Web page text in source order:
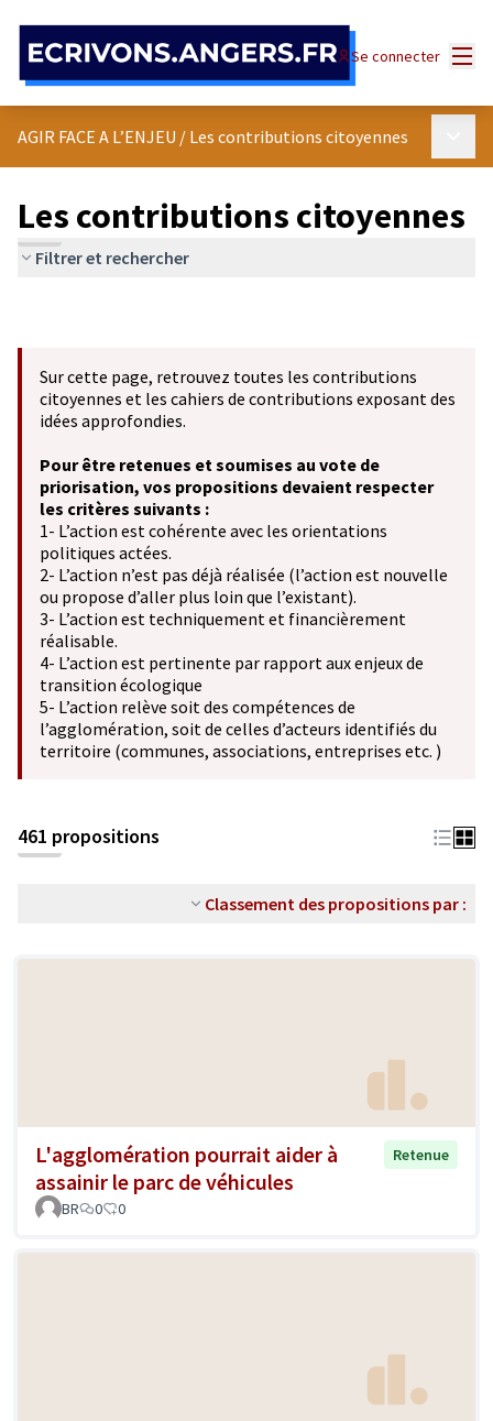
Se connecter
AGIR FACE A L’ENJEU / Les contributions citoyennes
Les contributions citoyennes
Filtrer et rechercher
Sur cette page, retrouvez toutes les contributions
citoyennes et les cahiers de contributions exposant des
idées approfondies.
Pour être retenues et soumises au vote de
priorisation, vos propositions devaient respecter
les critères suivants :
1- L’action est cohérente avec les orientations
politiques actées.
2- L’action n’est pas déjà réalisée (l’action est nouvelle
ou propose d’aller plus loin que l’existant).
3- L’action est techniquement et financièrement
réalisable.
4- L’action est pertinente par rapport aux enjeux de
transition écologique
5- L’action relève soit des compétences de
l’agglomération, soit de celles d’acteurs identifiés du
territoire (communes, associations, entreprises etc. )
461 propositions
Classement des propositions par :
L'agglomération pourrait aider à
assainir le parc de véhicules
Retenue
BR 0 0